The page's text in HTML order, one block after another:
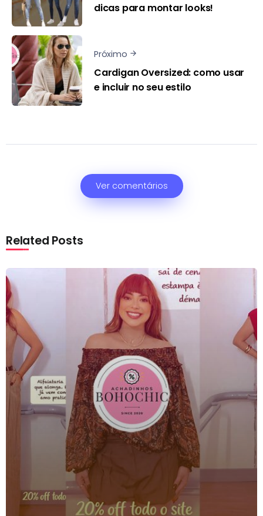
dicas para montar looks!
Próximo
Cardigan Oversized: como usar
e incluir no seu estilo
Ver comentários
Related Posts